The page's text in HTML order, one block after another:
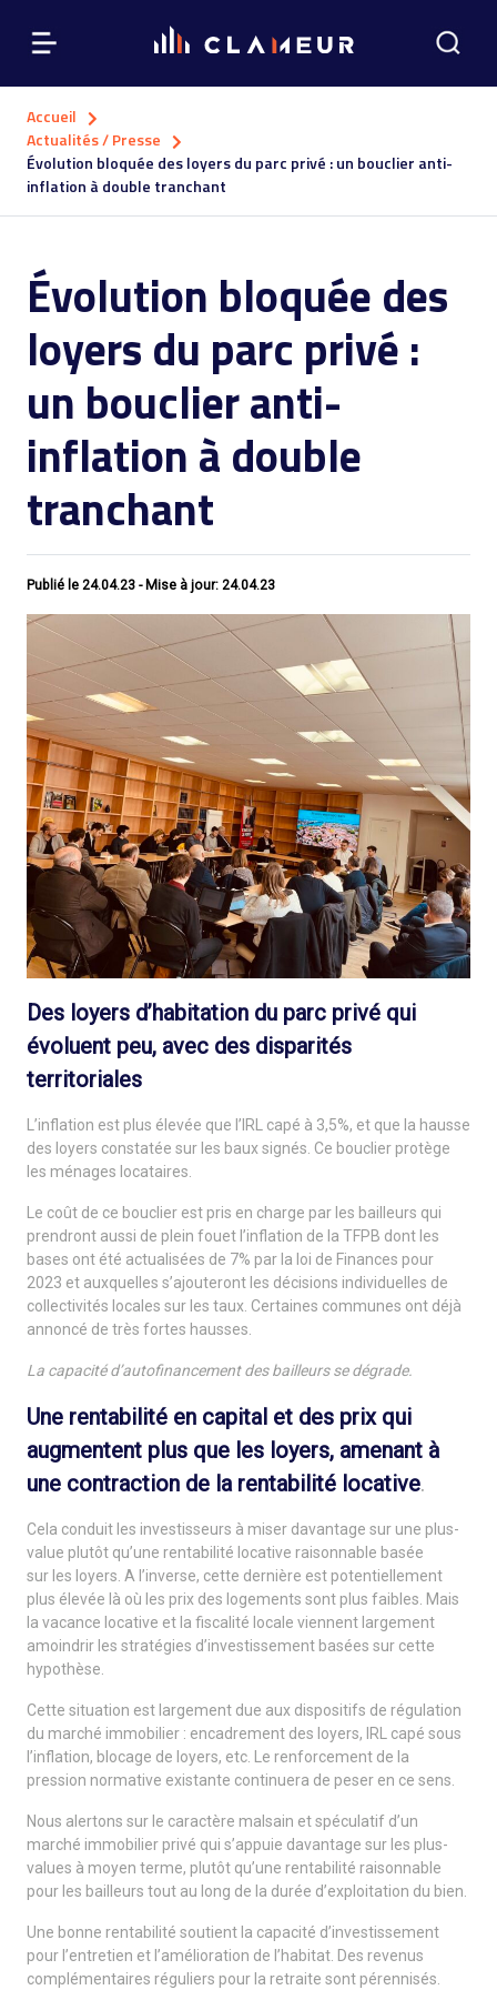
Accueil
Actualités / Presse
Évolution bloquée des loyers du parc privé : un bouclier anti-
inflation à double tranchant
Évolution bloquée des
loyers du parc privé :
un bouclier anti-
inflation à double
tranchant
Publié le 24.04.23 - Mise à jour: 24.04.23
Des loyers d’habitation du parc privé qui
évoluent peu, avec des disparités
territoriales
L’inflation est plus élevée que l’IRL capé à 3,5%, et que la hausse
des loyers constatée sur les baux signés. Ce bouclier protège
les ménages locataires.
Le coût de ce bouclier est pris en charge par les bailleurs qui
prendront aussi de plein fouet l’inflation de la TFPB dont les
bases ont été actualisées de 7% par la loi de Finances pour
2023 et auxquelles s’ajouteront les décisions individuelles de
collectivités locales sur les taux. Certaines communes ont déjà
annoncé de très fortes hausses.
La capacité d’autofinancement des bailleurs se dégrade.
Une rentabilité en capital et des prix qui
augmentent plus que les loyers, amenant à
une contraction de la rentabilité locative.
Cela conduit les investisseurs à miser davantage sur une plus-
value plutôt qu’une rentabilité locative raisonnable basée
sur les loyers. A l’inverse, cette dernière est potentiellement
plus élevée là où les prix des logements sont plus faibles. Mais
la vacance locative et la fiscalité locale viennent largement
amoindrir les stratégies d’investissement basées sur cette
hypothèse.
Cette situation est largement due aux dispositifs de régulation
du marché immobilier : encadrement des loyers, IRL capé sous
l’inflation, blocage de loyers, etc. Le renforcement de la
pression normative existante continuera de peser en ce sens.
Nous alertons sur le caractère malsain et spéculatif d’un
marché immobilier privé qui s’appuie davantage sur les plus-
values à moyen terme, plutôt qu’une rentabilité raisonnable
pour les bailleurs tout au long de la durée d’exploitation du bien.
Une bonne rentabilité soutient la capacité d’investissement
pour l’entretien et l’amélioration de l’habitat. Des revenus
complémentaires réguliers pour la retraite sont pérennisés.